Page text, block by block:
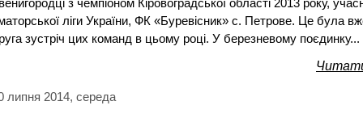
з чемпіоном Кіровоградської області 2013 року,
ліги України, ФК «Буревісник» с. Петрове. Це була
зустріч цих команд в цьому році. У березневому поєдинку...
липня 2014, середа